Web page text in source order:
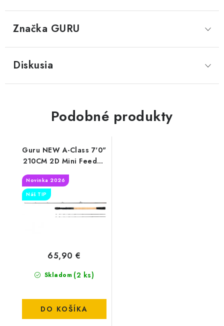
Značka GURU
Diskusia
Podobné produkty
Guru NEW A-Class 7'0"
210CM 2D Mini Feeder
1-30g(2026)
Novinka 2026
Náš TIP
Skladom (2 ks)
65,90 €
DO KOŠÍKA